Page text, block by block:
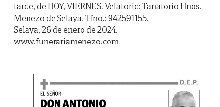
tarde, de HOY, VIERNES. Velatorio: Tanatorio Hnos.
Menezo de Selaya. Tfno.: 942591155.
Selaya, 26 de enero de 2024.
www.funerariamenezo.com